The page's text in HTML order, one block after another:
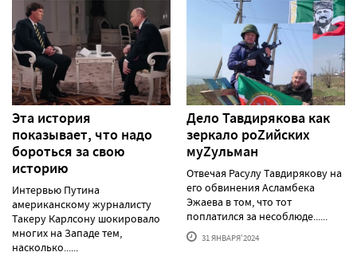
Эта история
показывает, что надо
бороться за свою
историю
Интервью Путина
американскому журналисту
Такеру Карлсону шокировало
многих на Западе тем,
насколько......
Дело Тавдирякова как
зеркало роZийских
муZульман
Отвечая Расулу Тавдирякову на
его обвинения Асламбека
Эжаева в том, что тот
поплатился за несоблюде......
31 ЯНВАРЯ'2024